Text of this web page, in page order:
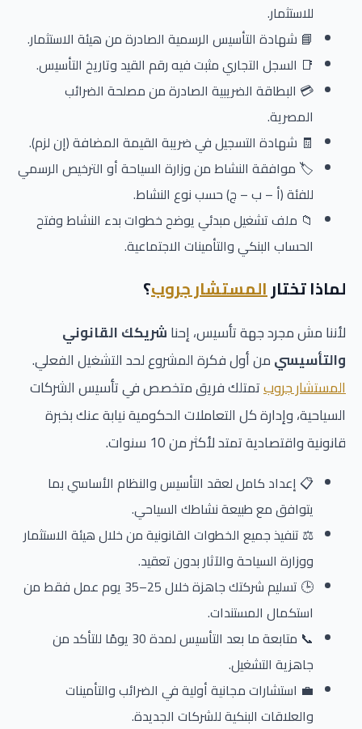
للاستثمار.
📘 شهادة التأسيس الرسمية الصادرة من هيئة الاستثمار.
📑 السجل التجاري مثبت فيه رقم القيد وتاريخ التأسيس.
💳 البطاقة الضريبية الصادرة من مصلحة الضرائب
المصرية.
🧾 شهادة التسجيل في ضريبة القيمة المضافة (إن لزم).
🏷️ موافقة النشاط من وزارة السياحة أو الترخيص الرسمي
للفئة (أ – ب – ج) حسب نوع النشاط.
📁 ملف تشغيل مبدئي يوضح خطوات بدء النشاط وفتح
الحساب البنكي والتأمينات الاجتماعية.
لماذا تختارالمستشار جروب؟
لأننا مش مجرد جهة تأسيس، إحناشريكك القانوني
والتأسيسيمن أول فكرة المشروع لحد التشغيل الفعلي.
المستشار جروبتمتلك فريق متخصص في تأسيس الشركات
السياحية، وإدارة كل التعاملات الحكومية نيابة عنك بخبرة
قانونية واقتصادية تمتد لأكثر من 10 سنوات.
📋 إعداد كامل لعقد التأسيس والنظام الأساسي بما
يتوافق مع طبيعة نشاطك السياحي.
⚖️ تنفيذ جميع الخطوات القانونية من خلال هيئة الاستثمار
ووزارة السياحة والآثار بدون تعقيد.
🕒 تسليم شركتك جاهزة خلال 25–35 يوم عمل فقط من
استكمال المستندات.
📞 متابعة ما بعد التأسيس لمدة 30 يومًا للتأكد من
جاهزية التشغيل.
💼 استشارات مجانية أولية في الضرائب والتأمينات
والعلاقات البنكية للشركات الجديدة.